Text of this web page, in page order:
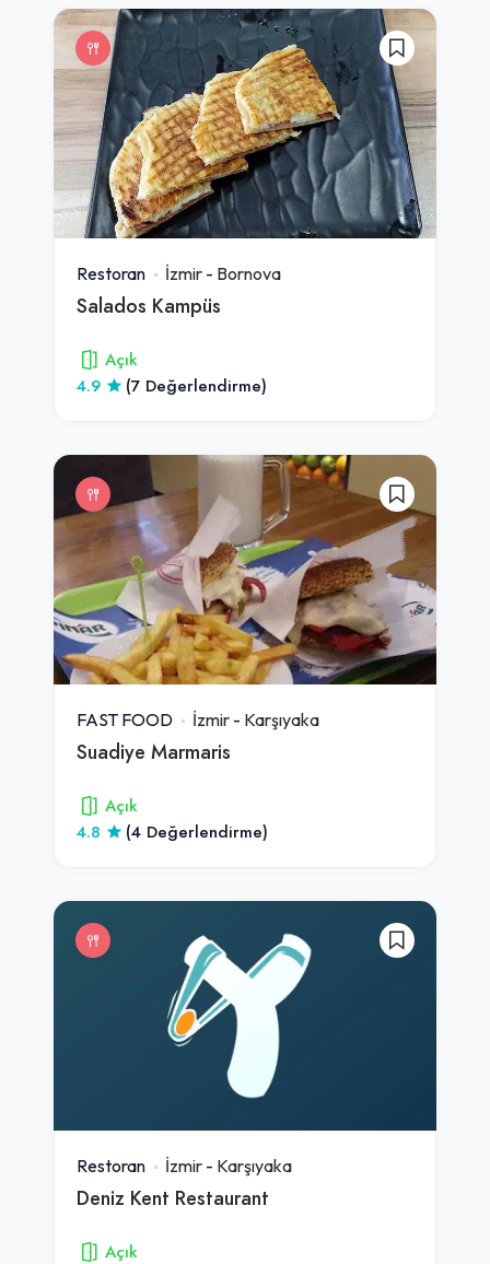
Restoran İzmir - Bornova
Salados Kampüs
Açık
4.9
(7 Değerlendirme)
FAST FOOD İzmir - Karşıyaka
Suadiye Marmaris
Açık
4.8
(4 Değerlendirme)
Restoran İzmir - Karşıyaka
Deniz Kent Restaurant
Açık